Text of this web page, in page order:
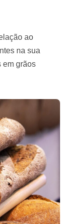
ao
na sua
em grãos